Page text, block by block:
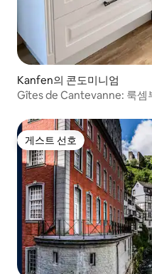
Kanfen의 콘도미니엄
Gîtes de Cantevanne: 룩셈
게스트 선호
게스트 선호